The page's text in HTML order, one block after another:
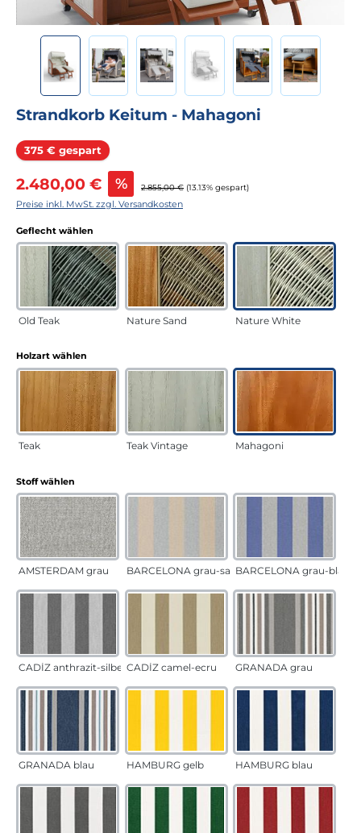
Strandkorb Keitum - Mahagoni
375 € gespart Rabatt
Verkaufspreis:
2.480,00 € % Regulärer Preis:
2.855,00 € (13.13% gespart)
Preise inkl. MwSt. zzgl. Versandkosten
Geflecht wählen
Old Teak Nature Sand Nature White
Holzart wählen
Teak Teak Vintage Mahagoni
Stoff wählen
AMSTERDAM grau BARCELONA grau-sandBARCELONA grau-blau
CADÍZ anthrazit-silber CADÍZ camel-ecru GRANADA grau
GRANADA blau HAMBURG gelb HAMBURG blau